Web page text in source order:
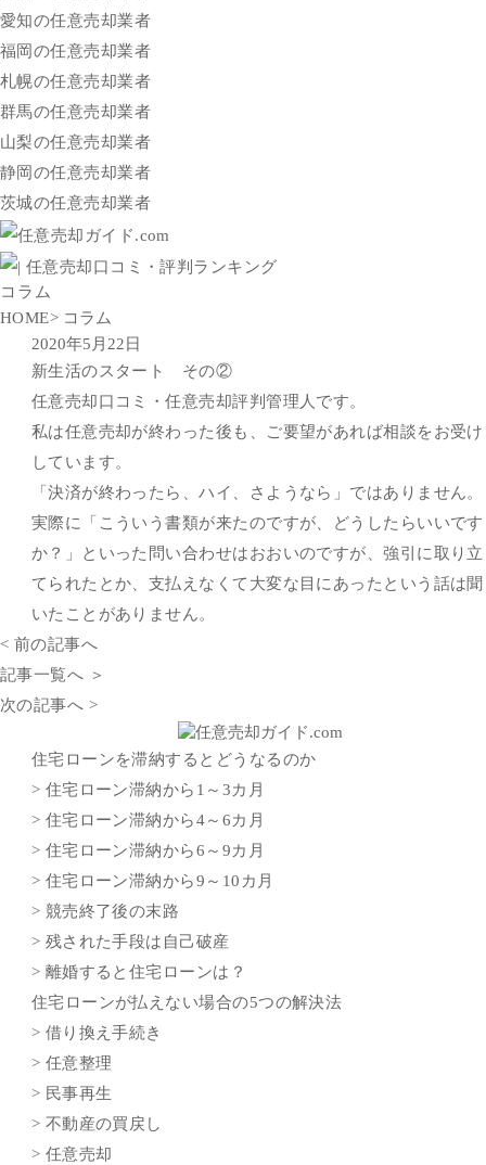
愛知の任意売却業者
福岡の任意売却業者
札幌の任意売却業者
群馬の任意売却業者
山梨の任意売却業者
静岡の任意売却業者
茨城の任意売却業者
コラム
HOME> コラム
2020年5月22日
新生活のスタート その②
任意売却口コミ・任意売却評判管理人です。
私は任意売却が終わった後も、ご要望があれば相談をお受け
しています。
「決済が終わったら、ハイ、さようなら」ではありません。
実際に「こういう書類が来たのですが、どうしたらいいです
か？」といった問い合わせはおおいのですが、強引に取り立
てられたとか、支払えなくて大変な目にあったという話は聞
いたことがありません。
< 前の記事へ
記事一覧へ ＞
次の記事へ >
住宅ローンを滞納するとどうなるのか
> 住宅ローン滞納から1～3カ月
> 住宅ローン滞納から4～6カ月
> 住宅ローン滞納から6～9カ月
> 住宅ローン滞納から9～10カ月
> 競売終了後の末路
> 残された手段は自己破産
> 離婚すると住宅ローンは？
住宅ローンが払えない場合の5つの解決法
> 借り換え手続き
> 任意整理
> 民事再生
> 不動産の買戻し
> 任意売却